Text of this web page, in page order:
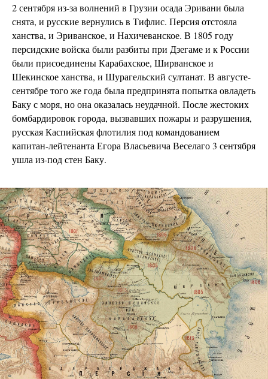
2 сентября из-за волнений в Грузии осада Эривани была
снята, и русские вернулись в Тифлис. Персия отстояла
ханства, и Эриванское, и Нахичеванское. В 1805 году
персидские войска были разбиты при Дзегаме и к России
были присоединены Карабахское, Ширванское и
Шекинское ханства, и Шурагельский султанат. В августе-
сентябре того же года была предпринята попытка овладеть
Баку с моря, но она оказалась неудачной. После жестоких
бомбардировок города, вызвавших пожары и разрушения,
русская Каспийская флотилия под командованием
капитан-лейтенанта Егора Власьевича Веселаго 3 сентября
ушла из-под стен Баку.